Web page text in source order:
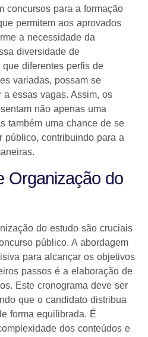
concursos para a formação
permitem aos aprovados
a necessidade da
diversidade de
diferentes perfis de
variadas, possam se
essas vagas. Assim, os
não apenas uma
também uma chance de se
público, contribuindo para a
Organização do
do estudo são cruciais
público. A abordagem
para alcançar os objetivos
passos é a elaboração de
Este cronograma deve ser
que o candidato distribua
forma equilibrada. É
dos conteúdos e